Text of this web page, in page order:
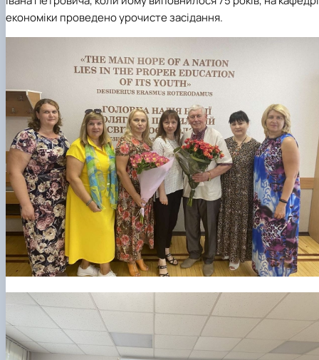
економіки проведено урочисте засідання.